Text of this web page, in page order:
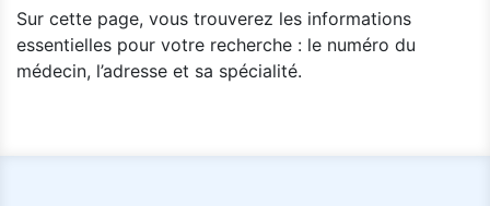
Sur cette page, vous trouverez les informations
essentielles pour votre recherche : le numéro du
médecin, l’adresse et sa spécialité.